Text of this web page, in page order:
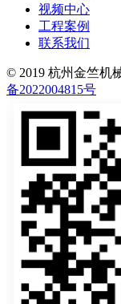
视频中心
工程案例
联系我们
© 2019 杭州金竺机
备2022004815号